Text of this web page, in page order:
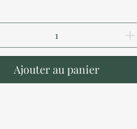
Ajouter au panier